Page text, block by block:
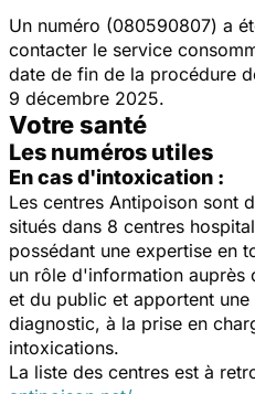
Un numéro (080590807) a
contacter le service
date de fin de la procédure
9 décembre 2025.
Votre santé
Les numéros utiles
En cas d'intoxication :
Les centres Antipoison sont
situés dans 8 centres
possédant une expertise en
un rôle d'information auprès
et du public et apportent
diagnostic, à la prise en
intoxications.
La liste des centres est à